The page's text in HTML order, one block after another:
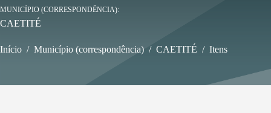
MUNICÍPIO (CORRESPONDÊNCIA)
CAETITÉ
Início / Município (correspondência) / CAETITÉ / Itens